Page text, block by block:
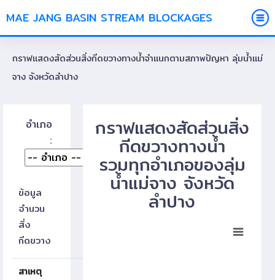
MAE JANG BASIN STREAM BLOCKAGES
กราฟแสดงสัดส่วนสิ่งกีดขวางทางน้ำจำแนกตามสภาพปัญหา ลุ่มน้ำแม่
จาง จังหวัดลำปาง
อำเภอ
:
ข้อมูล
จำนวน
สิ่ง
กีดขวาง
สาเหตุ
กราฟแสดงสัดส่วนสิ่ง
กีดขวางทางน้ำ
รวมทุกอำเภอของลุ่ม
น้ำแม่จาง จังหวัด
ลำปาง